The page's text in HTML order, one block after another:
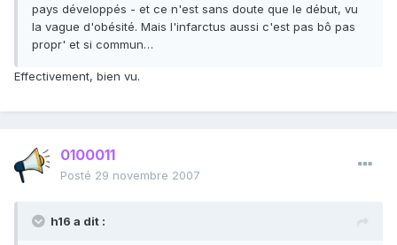
pays développés - et ce n'est sans doute que le début, vu
la vague d'obésité. Mais l'infarctus aussi c'est pas bô pas
propr' et si commun…
Effectivement, bien vu.
0100011
Posté 29 novembre 2007
h16 a dit :